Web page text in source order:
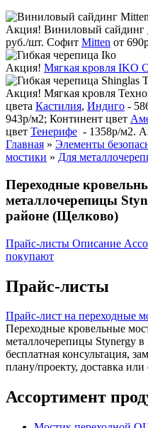
Акция! Виниловый сайдинг
руб./шт. Софит Mitten от
Акция! Мягкая кровля IKO
Акция! Мягкая кровля
цвета Кастилия, Индиго -
943р/м2; Континент цвет
цвет Тенерифе - 1358р/м2.
Главная » Элементы
мостики » Для
Переходные
металлочерепицы
районе (Щелково)
Прайс-листы Описание
покупают
Прайс-листы
Прайс-лист на переходные
Переходные кровельные
металлочерепицы Stynergy
бесплатная консультация,
плану/проекту, доставка
Ассортимент